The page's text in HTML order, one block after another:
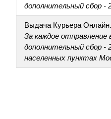
дополнительный сбор -
Выдача Курьера Онлайн.
За каждое отправление
дополнительный сбор -
населенных пунктах